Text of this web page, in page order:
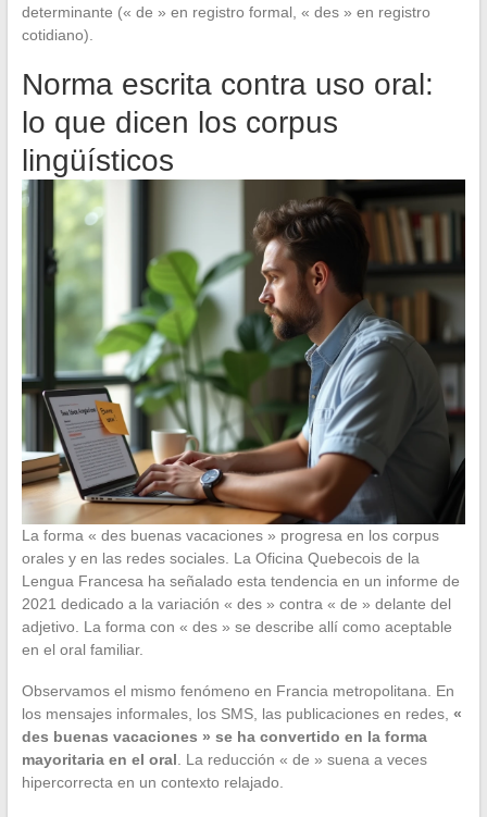
determinante (« de » en registro formal, « des » en registro
cotidiano).
Norma escrita contra uso oral:
lo que dicen los corpus
lingüísticos
La forma « des buenas vacaciones » progresa en los corpus
orales y en las redes sociales. La Oficina Quebecois de la
Lengua Francesa ha señalado esta tendencia en un informe de
2021 dedicado a la variación « des » contra « de » delante del
adjetivo. La forma con « des » se describe allí como aceptable
en el oral familiar.
Observamos el mismo fenómeno en Francia metropolitana. En
los mensajes informales, los SMS, las publicaciones en redes, «
des buenas vacaciones » se ha convertido en la forma
mayoritaria en el oral. La reducción « de » suena a veces
hipercorrecta en un contexto relajado.